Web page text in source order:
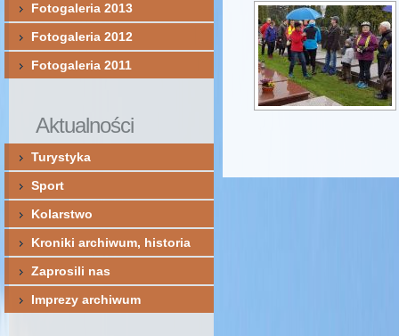
Fotogaleria 2013
Fotogaleria 2012
Fotogaleria 2011
Aktualności
Turystyka
Sport
Kolarstwo
Kroniki archiwum, historia
Zaprosili nas
Imprezy archiwum